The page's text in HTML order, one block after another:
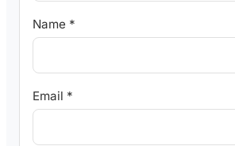
Name *
Email *